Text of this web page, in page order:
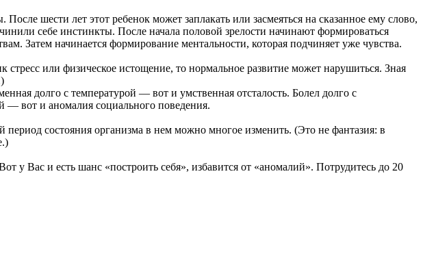
шести лет этот ребенок может заплакать или засмеяться на сказанное ему слово,
себе инстинкты. После начала половой зрелости начинают формироваться
Затем начинается формирование ментальности, которая подчиняет уже чувства.
или физическое истощение, то нормальное развитие может нарушиться. Зная
долго с температурой — вот и умственная отсталость. Болел долго с
вот и аномалия социального поведения.
состояния организма в нем можно многое изменить. (Это не фантазия: в
у Вас и есть шанс «построить себя», избавится от «аномалий». Потрудитесь до 20